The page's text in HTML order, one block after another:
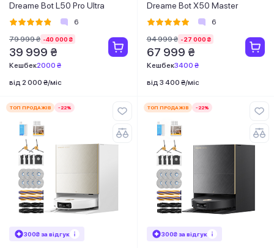
Dreame Bot L50 Pro Ultra
6
79 999 ₴ -40 000 ₴
39 999 ₴
Кешбек2000 ₴
від 2 000 ₴/міс
Dreame Bot X50 Master
6
94 999 ₴ -27 000 ₴
67 999 ₴
Кешбек3400 ₴
від 3 400 ₴/міс
ТОП ПРОДАЖІВ -22%
300₴ за відгук
ТОП ПРОДАЖІВ -22%
300₴ за відгук